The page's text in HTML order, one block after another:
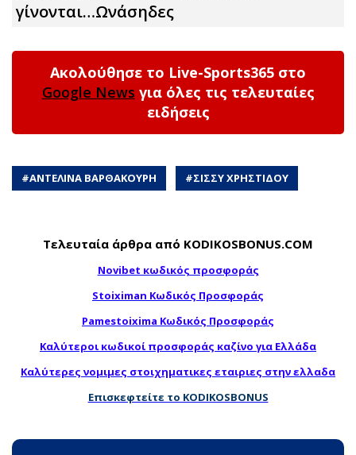
γίνονται…Ωνάσηδες
Ακολούθησε το Live-Sports365 στο
Google News για όλες τις τελευταίες
ειδήσεις
#ΑΝΤΕΛΙΝΑ ΒΑΡΘΑΚΟΥΡΗ #ΣΙΣΣΥ ΧΡΗΣΤΙΔΟΥ
Τελευταία άρθρα από KODIKOSBONUS.COM
Novibet κωδικός προσφοράς
Stoiximan Κωδικός Προσφοράς
Pamestoixima Κωδικός Προσφοράς
Καλύτεροι κωδικοί προσφοράς καζίνο για Ελλάδα
Καλύτερες νομιμες στοιχηματικες εταιριες στην ελλαδα
Επισκεφτείτε το KODIKOSBONUS